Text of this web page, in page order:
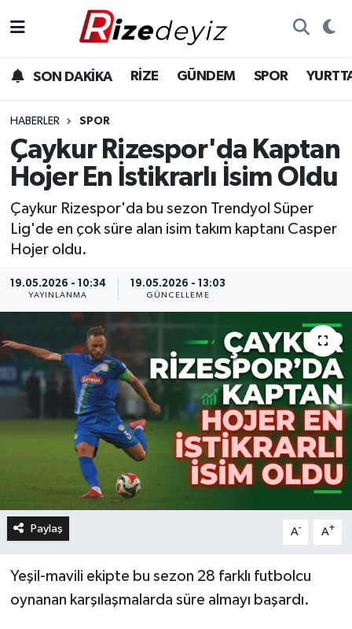
SON DAKİKA RİZE GÜNDEM SPOR
HABERLER SPOR
Çaykur Rizespor'da Kaptan
Hojer En İstikrarlı İsim Oldu
Çaykur Rizespor'da bu sezon Trendyol Süper
Lig'de en çok süre alan isim takım kaptanı Casper
Hojer oldu.
19.05.2026 - 10:34
YAYINLANMA
19.05.2026 - 13:03
GÜNCELLEME
Paylaş A- A+
Yeşil-mavili ekipte bu sezon 28 farklı futbolcu
oynanan karşılaşmalarda süre almayı başardı.
Gündem
Yurttan Haberler
Ekonomi
Teknoloji
Rize Hava Durumu
Rize Trafik Yoğunluk Haritası
Süper Lig Puan Durumu ve Fikstür
Tüm Manşetler
Haber Arşivi